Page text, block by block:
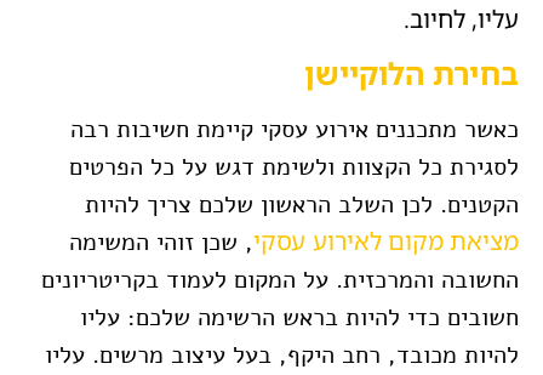
עליו, לחיוב.
בחירת הלוקיישן
כאשר מתכננים אירוע עסקי קיימת חשיבות רבה
לסגירת כל הקצוות ולשימת דגש על כל הפרטים
הקטנים. לכן השלב הראשון שלכם צריך להיות
מציאת מקום לאירוע עסקי, שכן זוהי המשימה
החשובה והמרכזית. על המקום לעמוד בקריטריונים
חשובים כדי להיות בראש הרשימה שלכם: עליו
להיות מכובד, רחב היקף, בעל עיצוב מרשים. עליו